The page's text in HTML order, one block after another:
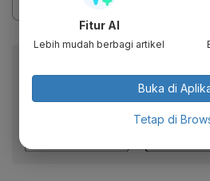
Dapatkan pengalaman membaca
fitur menarik lainnya lewat aplikasi
Fitur AI
Lebih mudah berbagi artikel
Buka di
Tetap di